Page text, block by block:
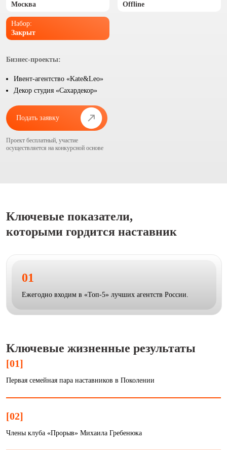
Москва
Offline
Набор:
Закрыт
Бизнес-проекты:
Ивент-агентство «Kate&Leo»
Декор студия «Сахардекор»
Подать заявку
Проект бесплатный, участие
осуществляется на конкурсной основе
Ключевые показатели,
которыми гордится наставник
01
Ежегодно входим в «Топ-5» лучших агентств России.
Ключевые жизненные результаты
[01]
Первая семейная пара наставников в Поколении
[02]
Члены клуба «Прорыв» Михаила Гребенюка